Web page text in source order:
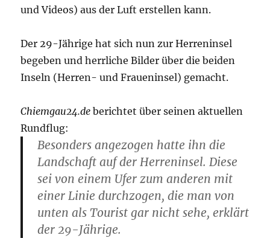
und Videos) aus der Luft erstellen kann.
Der 29-Jährige hat sich nun zur Herreninsel
begeben und herrliche Bilder über die beiden
Inseln (Herren- und Fraueninsel) gemacht.
Chiemgau24.de berichtet über seinen aktuellen
Rundflug:
Besonders angezogen hatte ihn die
Landschaft auf der Herreninsel. Diese
sei von einem Ufer zum anderen mit
einer Linie durchzogen, die man von
unten als Tourist gar nicht sehe, erklärt
der 29-Jährige.